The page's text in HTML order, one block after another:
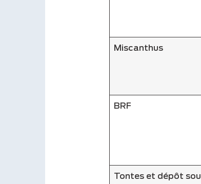
Miscanthus
BRF
Tontes et dépôt